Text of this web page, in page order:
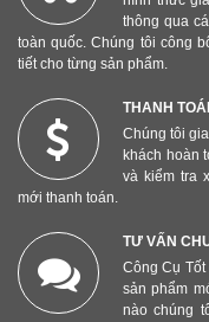
thông qua
toàn quốc. Chúng tôi công
tiết cho từng sản phẩm.
THANH
Chúng tôi
khách hoàn
và kiểm tra
mới thanh toán.
TƯ VẤN
Công Cụ
sản phẩm
nào chúng